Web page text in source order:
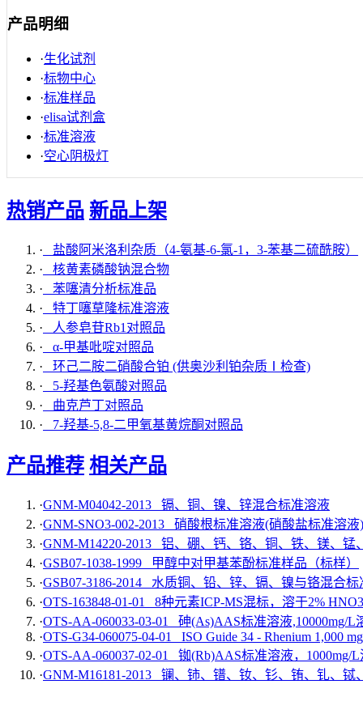
产品明细
·生化试剂
·标物中心
·标准样品
·elisa试剂盒
·标准溶液
·空心阴极灯
热销产品 新品上架
· 盐酸阿米洛利杂质（4-氨基-6-氯-1，3-苯基二硫酰胺）
· 核黄素磷酸钠混合物
· 苯噻清分析标准品
· 特丁噻草隆标准溶液
· 人参皂苷Rb1对照品
· α-甲基吡啶对照品
· 环己二胺二硝酸合铂 (供奥沙利铂杂质Ⅰ检查)
· 5-羟基色氨酸对照品
· 曲克芦丁对照品
· 7-羟基-5,8-二甲氧基黄烷酮对照品
产品推荐 相关产品
·GNM-M04042-2013 镉、铜、镍、锌混合标准溶液
·GNM-SNO3-002-2013 硝酸根标准溶液(硝酸盐标准溶液
·GNM-M14220-2013 铝、硼、钙、铬、铜、铁、镁、锰
·GSB07-1038-1999 甲醇中对甲基苯酚标准样品（标样）
·GSB07-3186-2014 水质铜、铅、锌、镉、镍与铬混合
·OTS-163848-01-01 8种元素ICP-MS混标，溶于2% HNO3
·OTS-AA-060033-03-01 砷(As)AAS标准溶液,10000mg/L
·OTS-G34-060075-04-01 ISO Guide 34 - Rhenium 1,000
·OTS-AA-060037-02-01 铷(Rb)AAS标准溶液，1000mg/
·GNM-M16181-2013 镧、铈、镨、钕、钐、铕、钆、铽